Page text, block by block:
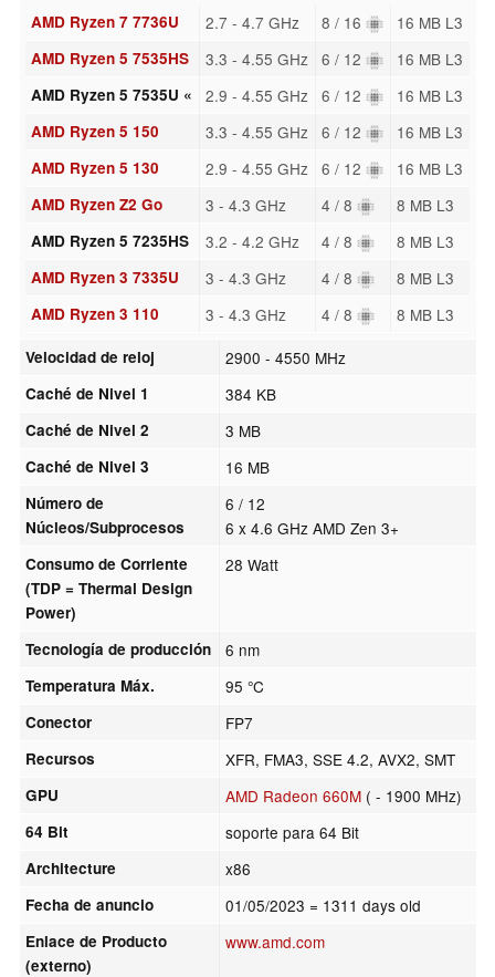
AMD Ryzen 7 7736U 2.7 - 4.7 GHz 8 / 16 16 MB L3
AMD Ryzen 5 7535HS 3.3 - 4.55 GHz 6 / 12 16 MB L3
AMD Ryzen 5 7535U « 2.9 - 4.55 GHz 6 / 12 16 MB L3
AMD Ryzen 5 150 3.3 - 4.55 GHz 6 / 12 16 MB L3
AMD Ryzen 5 130 2.9 - 4.55 GHz 6 / 12 16 MB L3
AMD Ryzen Z2 Go 3 - 4.3 GHz 4 / 8 8 MB L3
AMD Ryzen 5 7235HS 3.2 - 4.2 GHz 4 / 8 8 MB L3
AMD Ryzen 3 7335U 3 - 4.3 GHz 4 / 8 8 MB L3
AMD Ryzen 3 110 3 - 4.3 GHz 4 / 8 8 MB L3
Velocidad de reloj 2900 - 4550 MHz
Caché de Nivel 1 384 KB
Caché de Nivel 2 3 MB
Caché de Nivel 3 16 MB
Número de
Núcleos/Subprocesos
6 / 12
6 x 4.6 GHz AMD Zen 3+
Consumo de Corriente
(TDP = Thermal Design
Power)
28 Watt
Tecnología de producción 6 nm
Temperatura Máx. 95 °C
Conector FP7
Recursos XFR, FMA3, SSE 4.2, AVX2, SMT
GPU AMD Radeon 660M( - 1900 MHz)
64 Bit soporte para 64 Bit
Architecture x86
Fecha de anuncio 01/05/2023 = 1311 days old
Enlace de Producto
(externo)
www.amd.com